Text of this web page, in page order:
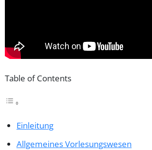
Table of Contents
Einleitung
Allgemeines Vorlesungswesen